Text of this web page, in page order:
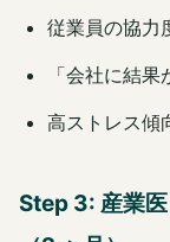
従業員の協力
「会社に結
高ストレス傾
Step 3: 産業